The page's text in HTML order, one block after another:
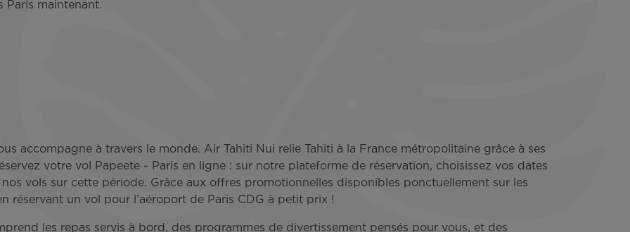
Paris maintenant.
accompagne à travers le monde. Air Tahiti Nui relie Tahiti à la France métropolitaine grâce à ses
votre vol Papeete - Paris en ligne : sur notre plateforme de réservation, choisissez vos dates
vols sur cette période. Grâce aux offres promotionnelles disponibles ponctuellement sur les
réservant un vol pour l’aéroport de Paris CDG à petit prix !
les repas servis à bord, des programmes de divertissement pensés pour vous, et des